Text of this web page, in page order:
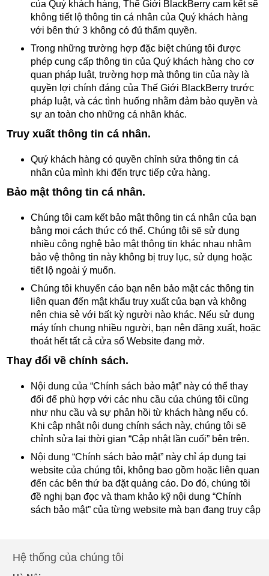
của Quý khách hàng, Thế Giới BlackBerry cam kết sẽ
không tiết lộ thông tin cá nhân của Quý khách hàng
với bên thứ 3 không có đủ thẩm quyền.
Trong những trường hợp đặc biệt chúng tôi được
phép cung cấp thông tin của Quý khách hàng cho cơ
quan pháp luật, trường hợp mà thông tin của này là
quyền lợi chính đáng của Thế Giới BlackBerry trước
pháp luật, và các tình huống nhằm đảm bảo quyền và
sự an toàn cho những cá nhân khác.
Truy xuất thông tin cá nhân.
Quý khách hàng có quyền chỉnh sửa thông tin cá
nhân của mình khi đến trực tiếp cửa hàng.
Bảo mật thông tin cá nhân.
Chúng tôi cam kết bảo mật thông tin cá nhân của bạn
bằng mọi cách thức có thể. Chúng tôi sẽ sử dụng
nhiều công nghệ bảo mật thông tin khác nhau nhằm
bảo vệ thông tin này không bị truy lục, sử dụng hoặc
tiết lộ ngoài ý muốn.
Chúng tôi khuyến cáo bạn nên bảo mật các thông tin
liên quan đến mật khẩu truy xuất của bạn và không
nên chia sẻ với bất kỳ người nào khác. Nếu sử dụng
máy tính chung nhiều người, bạn nên đăng xuất, hoặc
thoát hết tất cả cửa sổ Website đang mở.
Thay đổi về chính sách.
Nội dung của “Chính sách bảo mật” này có thể thay
đổi để phù hợp với các nhu cầu của chúng tôi cũng
như nhu cầu và sự phản hồi từ khách hàng nếu có.
Khi cập nhật nội dung chính sách này, chúng tôi sẽ
chỉnh sửa lại thời gian “Cập nhật lần cuối” bên trên.
Nội dung “Chính sách bảo mật” này chỉ áp dụng tại
website của chúng tôi, không bao gồm hoặc liên quan
đến các bên thứ ba đặt quảng cáo. Do đó, chúng tôi
đề nghị bạn đọc và tham khảo kỹ nội dung “Chính
sách bảo mật” của từng website mà bạn đang truy cập
Hệ thống của chúng tôi